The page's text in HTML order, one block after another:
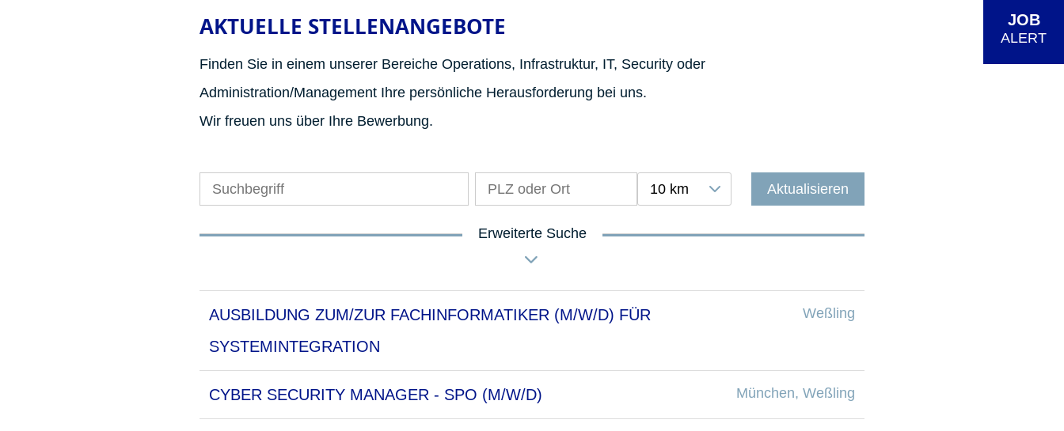
AKTUELLE STELLENANGEBOTE
Finden Sie in einem unserer Bereiche Operations, Infrastruktur, IT, Security oder
Administration/Management Ihre persönliche Herausforderung bei uns.
Wir freuen uns über Ihre Bewerbung.
10 km Aktualisieren
Erweiterte Suche
AUSBILDUNG ZUM/ZUR FACHINFORMATIKER (M/W/D) FÜR
SYSTEMINTEGRATION
Weßling
CYBER SECURITY MANAGER - SPO (M/W/D) München, Weßling
JOB
ALERT